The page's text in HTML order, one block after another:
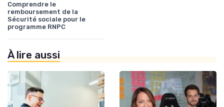
Comprendre le
remboursement de la
Sécurité sociale pour le
programme RNPC
À lire aussi